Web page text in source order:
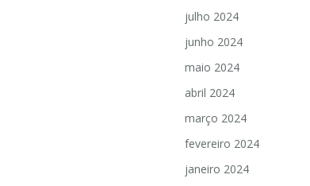
julho 2024
junho 2024
maio 2024
abril 2024
março 2024
fevereiro 2024
janeiro 2024